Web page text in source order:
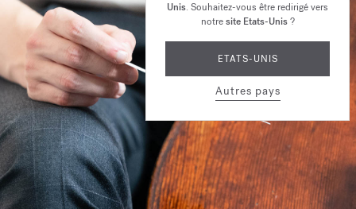
Unis. Souhaitez-vous être redirigé vers
notresite Etats-Unis?
ETATS-UNIS
Autres pays